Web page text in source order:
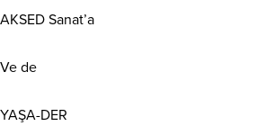
AKSED Sanat’a
Ve de
YAŞA-DER